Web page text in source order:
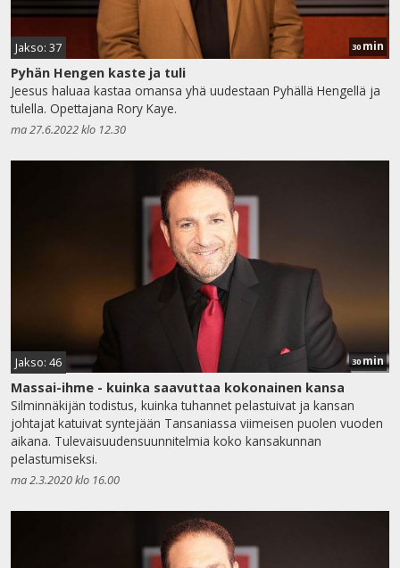
Jakso: 37 30 min
Pyhän Hengen kaste ja tuli
Jeesus haluaa kastaa omansa yhä uudestaan Pyhällä Hengellä ja
tulella. Opettajana Rory Kaye.
ma 27.6.2022 klo 12.30
Jakso: 46 30min
Massai-ihme - kuinka saavuttaa kokonainen kansa
Silminnäkijän todistus, kuinka tuhannet pelastuivat ja kansan
johtajat katuivat syntejään Tansaniassa viimeisen puolen vuoden
aikana. Tulevaisuudensuunnitelmia koko kansakunnan
pelastumiseksi.
ma 2.3.2020 klo 16.00